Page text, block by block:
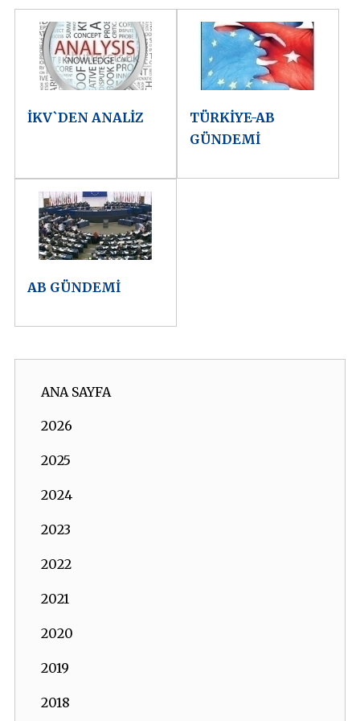
İKV`DEN ANALİZ
TÜRKİYE-AB
GÜNDEMİ
AB GÜNDEMİ
ANA SAYFA
2026
2025
2024
2023
2022
2021
2020
2019
2018